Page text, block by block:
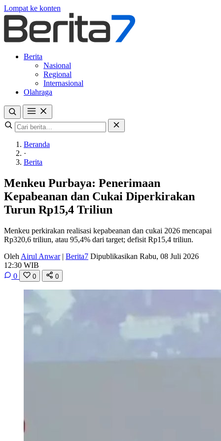
Lompat ke konten
Berita
Nasional
Regional
Internasional
Olahraga
Beranda
·
Berita
Menkeu Purbaya: Penerimaan
Kepabeanan dan Cukai Diperkirakan
Turun Rp15,4 Triliun
Menkeu perkirakan realisasi kepabeanan dan cukai 2026 mencapai
Rp320,6 triliun, atau 95,4% dari target; defisit Rp15,4 triliun.
Oleh Airul Anwar | Berita7 Dipublikasikan Rabu, 08 Juli 2026
12:30 WIB
0
0 0